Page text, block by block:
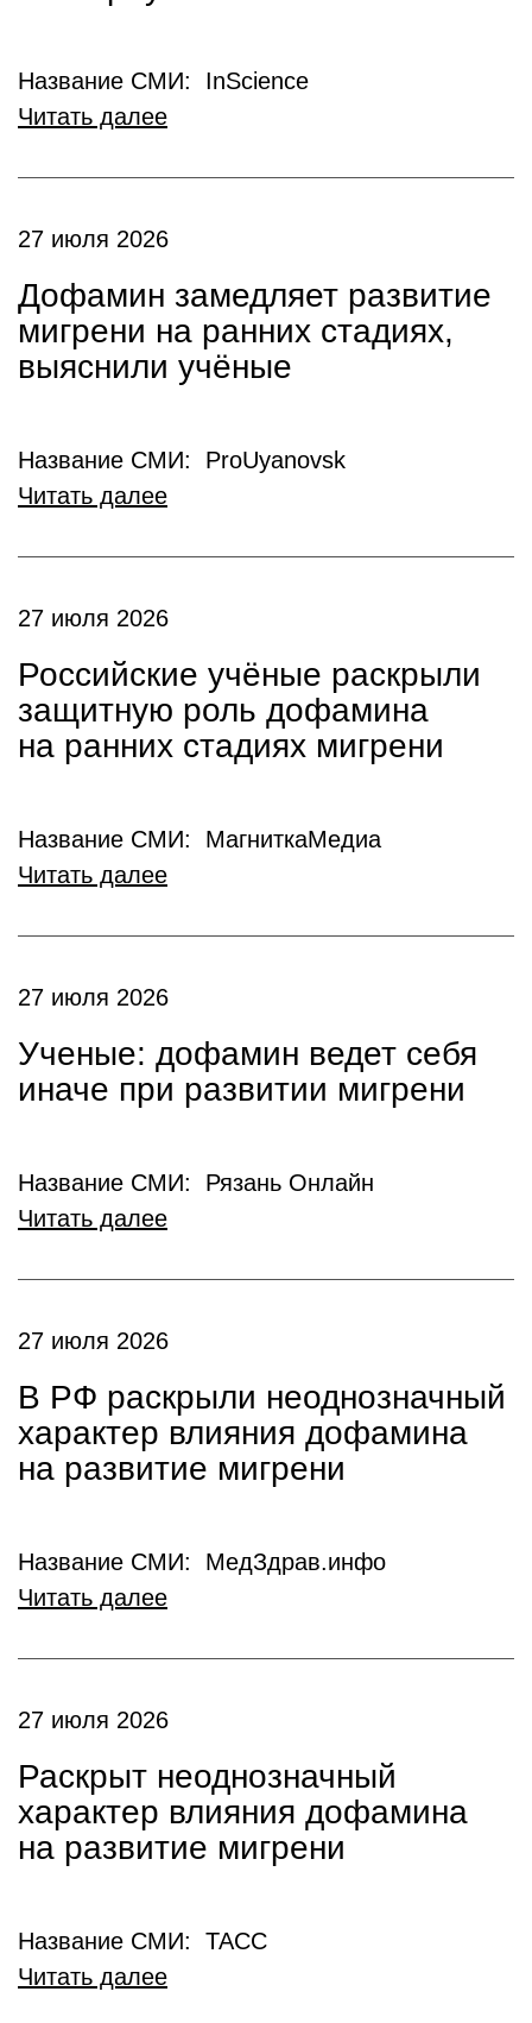
Название СМИ: InScience
Читать далее
27 июля 2026
Дофамин замедляет развитие
мигрени на ранних стадиях,
выяснили учёные
Название СМИ: ProUyanovsk
Читать далее
27 июля 2026
Российские учёные раскрыли
защитную роль дофамина
на ранних стадиях мигрени
Название СМИ: МагниткаМедиа
Читать далее
27 июля 2026
Ученые: дофамин ведет себя
иначе при развитии мигрени
Название СМИ: Рязань Онлайн
Читать далее
27 июля 2026
В РФ раскрыли неоднозначный
характер влияния дофамина
на развитие мигрени
Название СМИ: МедЗдрав.инфо
Читать далее
27 июля 2026
Раскрыт неоднозначный
характер влияния дофамина
на развитие мигрени
Название СМИ: ТАСС
Читать далее